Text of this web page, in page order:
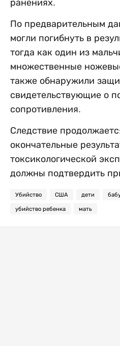
ранениях.
По предварительным
могли погибнуть в
тогда как один из
множественные
также обнаружили
свидетельствующие о
сопротивления.
Следствие
окончательные
токсикологической
должны подтвердить
Убийство США дети
убийство ребенка мать